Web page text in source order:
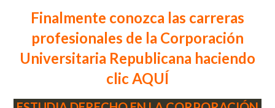
Finalmente conozca las carreras
profesionales de la Corporación
Universitaria Republicana haciendo
clic AQUÍ